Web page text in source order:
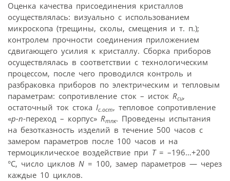
Оценка качества присоединения кристаллов
осуществлялась: визуально с использованием
микроскопа (трещины, сколы, смещения и т. п.);
контролем прочности соединения приложением
сдвигающего усилия к кристаллу. Сборка приборов
осуществлялась в соответствии с технологическим
процессом, после чего проводился контроль и
разбраковка приборов по электрическим и тепловым
параметрам: сопротивление сток – исток Rсu,
остаточный ток стока Iс.ост, тепловое сопротивление
«p-n-переход – корпус» Rmnк. Проведены испытания
на безотказность изделий в течение 500 часов с
замером параметров после 100 часов и на
термоциклическое воздействие при Т= –196…+200
°С, число циклов N = 100, замер параметров — через
каждые 10 циклов.